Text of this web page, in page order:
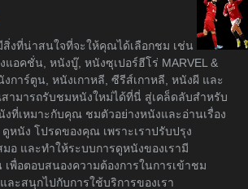
สิ่งที่น่าสนใจที่จะให้คุณได้เลือกชม เช่น หนัง
อคชั่น, หนังบู๊, หนังซุเปอร์ฮีโร่ MARVEL &
การ์ตูน, หนังเกาหลี, ซีรีส์เกาหลี, หนังผี และ
ามารถรับชมหนังใหม่ได้ที่นี่ สู่เคล็ดลับสำหรับ
งที่เหมาะกับคุณ ชมตัวอย่างหนังและอ่านเรื่อง
หนัง โปรดของคุณ เพราะเราปรับปรุง
มอ และทำให้ระบบการดูหนังของเรามี
พื่อตอบสนองความต้องการในการเข้าชม
ละสนุกไปกับการใช้บริการของเรา